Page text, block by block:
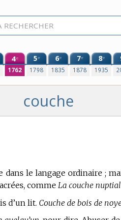
4e
1762
5e
1798
6e
1835
7e
1878
8e
1935
couche
dans le langage ordinaire ;
comme La couche
d’un lit. Couche de bois de